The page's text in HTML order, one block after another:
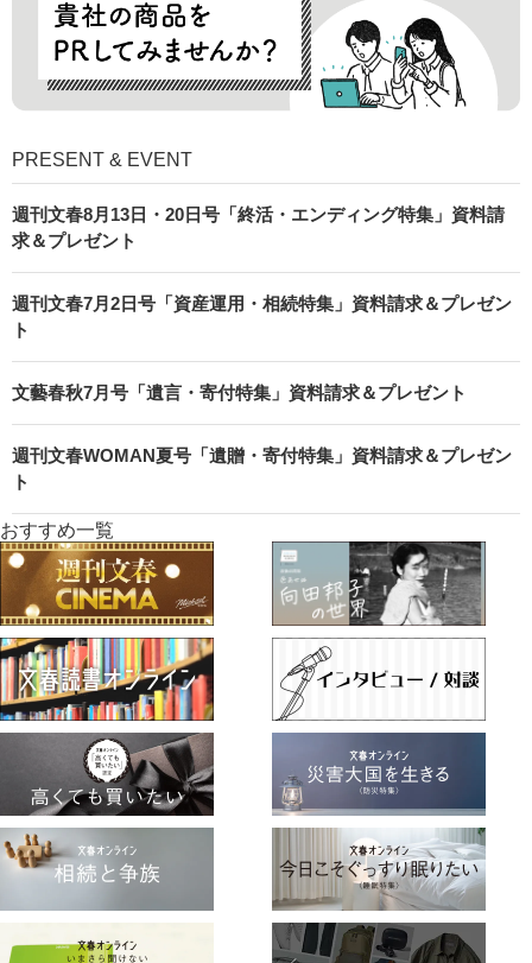
PRESENT & EVENT
週刊文春8月13日・20日号「終活・エンディング特集」資料請
求＆プレゼント
週刊文春7月2日号「資産運用・相続特集」資料請求＆プレゼン
ト
文藝春秋7月号「遺言・寄付特集」資料請求＆プレゼント
週刊文春WOMAN夏号「遺贈・寄付特集」資料請求＆プレゼン
ト
おすすめ一覧